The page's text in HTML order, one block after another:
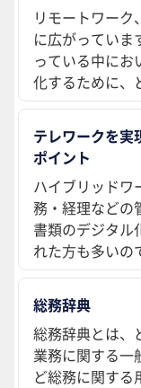
リモートワー
に広がっていま
っている中にお
化するために、
テレワークを実
ポイント
ハイブリッドワ
務・経理などの
書類のデジタル
れた方も多いの
総務辞典
総務辞典とは、
業務に関する一
ど総務に関する